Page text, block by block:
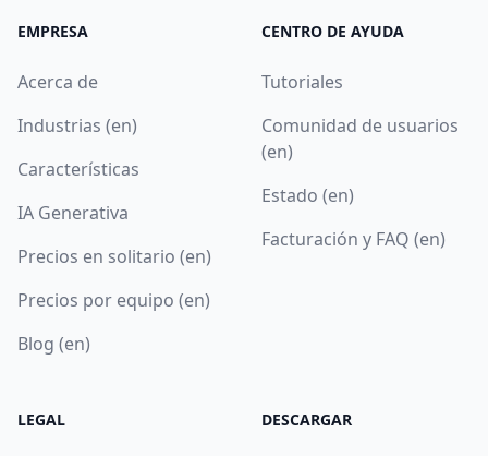
EMPRESA
Acerca de
Industrias (en)
Características
IA Generativa
Precios en solitario (en)
Precios por equipo (en)
Blog (en)
CENTRO DE AYUDA
Tutoriales
Comunidad de usuarios
(en)
Estado (en)
Facturación y FAQ (en)
LEGAL DESCARGAR